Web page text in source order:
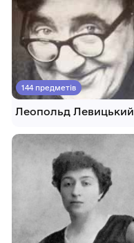
144 предметів
Леопольд Левицький